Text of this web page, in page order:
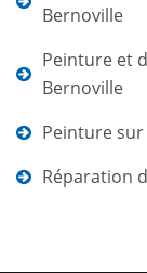
Bernoville
Peinture et
Bernoville
Peinture
Réparation